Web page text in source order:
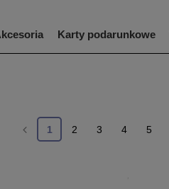
Karty podarunkowe
1 2 3 4 5